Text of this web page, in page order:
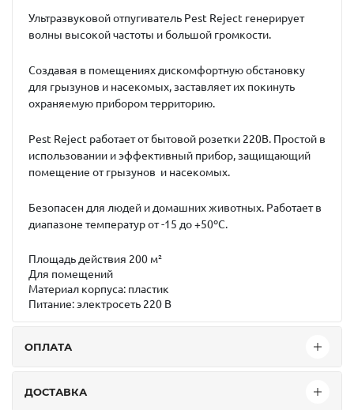
Ультразвуковой отпугиватель Pest Reject генерирует
волны высокой частоты и большой громкости.
Создавая в помещениях дискомфортную обстановку
для грызунов и насекомых, заставляет их покинуть
охраняемую прибором территорию.
Pest Reject работает от бытовой розетки 220В. Простой в
использовании и эффективный прибор, защищающий
помещение от грызунов и насекомых.
Безопасен для людей и домашних животных. Работает в
диапазоне температур от -15 до +50ºС.
Площадь действия 200 м²
Для помещений
Материал корпуса: пластик
Питание: электросеть 220 В
ОПЛАТА
ДОСТАВКА